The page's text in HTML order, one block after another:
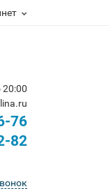
20:00
76
82